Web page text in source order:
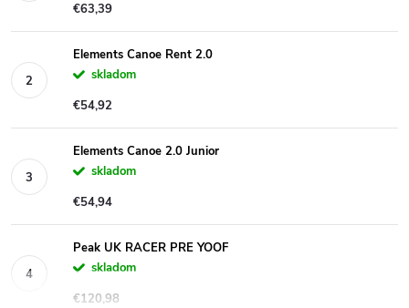
€63,39
Elements Canoe Rent 2.0
skladom
€54,92
Elements Canoe 2.0 Junior
skladom
€54,94
Peak UK RACER PRE YOOF
skladom
€120,98